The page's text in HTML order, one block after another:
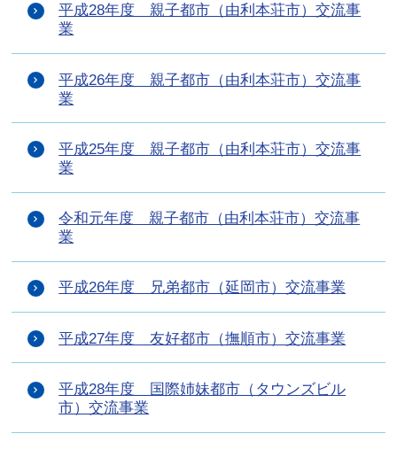
平成28年度 親子都市（由利本荘市）交流事
業
平成26年度 親子都市（由利本荘市）交流事
業
平成25年度 親子都市（由利本荘市）交流事
業
令和元年度 親子都市（由利本荘市）交流事
業
平成26年度 兄弟都市（延岡市）交流事業
平成27年度 友好都市（撫順市）交流事業
平成28年度 国際姉妹都市（タウンズビル
市）交流事業